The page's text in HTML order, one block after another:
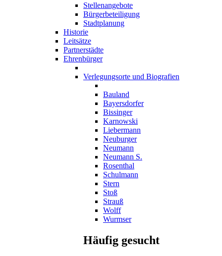
Stellenangebote
Bürgerbeteiligung
Stadtplanung
Historie
Leitsätze
Partnerstädte
Ehrenbürger
Verlegungsorte und Biografien
Bauland
Bayersdorfer
Bissinger
Karnowski
Liebermann
Neuburger
Neumann
Neumann S.
Rosenthal
Schulmann
Stern
Stoß
Strauß
Wolff
Wurmser
Häufig gesucht